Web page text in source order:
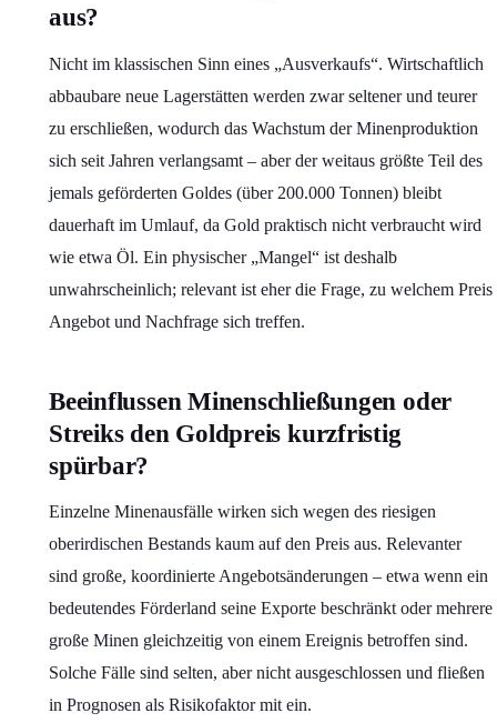
aus?
Nicht im klassischen Sinn eines „Ausverkaufs“. Wirtschaftlich
abbaubare neue Lagerstätten werden zwar seltener und teurer
zu erschließen, wodurch das Wachstum der Minenproduktion
sich seit Jahren verlangsamt – aber der weitaus größte Teil des
jemals geförderten Goldes (über 200.000 Tonnen) bleibt
dauerhaft im Umlauf, da Gold praktisch nicht verbraucht wird
wie etwa Öl. Ein physischer „Mangel“ ist deshalb
unwahrscheinlich; relevant ist eher die Frage, zu welchem Preis
Angebot und Nachfrage sich treffen.
Beeinflussen Minenschließungen oder
Streiks den Goldpreis kurzfristig
spürbar?
Einzelne Minenausfälle wirken sich wegen des riesigen
oberirdischen Bestands kaum auf den Preis aus. Relevanter
sind große, koordinierte Angebotsänderungen – etwa wenn ein
bedeutendes Förderland seine Exporte beschränkt oder mehrere
große Minen gleichzeitig von einem Ereignis betroffen sind.
Solche Fälle sind selten, aber nicht ausgeschlossen und fließen
in Prognosen als Risikofaktor mit ein.